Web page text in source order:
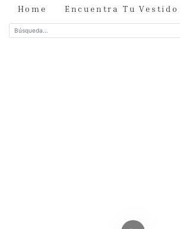
Home Encuentra Tu Vestido